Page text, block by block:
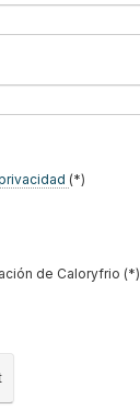
(*)
de Caloryfrio (*)